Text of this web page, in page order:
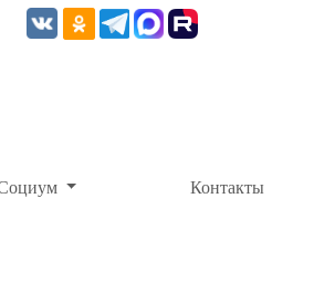
Контакты